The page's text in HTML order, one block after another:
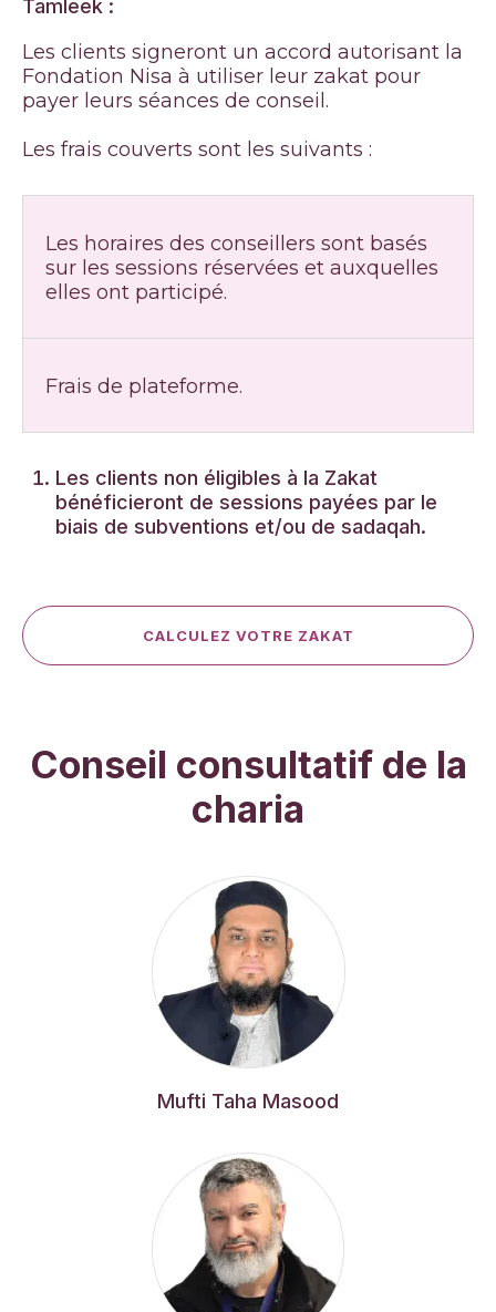
Tamleek :
Les clients signeront un accord autorisant la
Fondation Nisa à utiliser leur zakat pour
payer leurs séances de conseil.
Les frais couverts sont les suivants :
Les horaires des conseillers sont basés
sur les sessions réservées et auxquelles
elles ont participé.
Frais de plateforme.
Les clients non éligibles à la Zakat
bénéficieront de sessions payées par le
biais de subventions et/ou de sadaqah.
CALCULEZ VOTRE ZAKAT
Conseil consultatif de la
charia
Mufti Taha Masood